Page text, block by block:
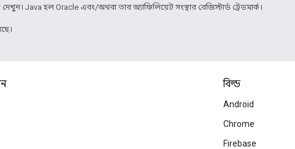
দেখুন। Java হল Oracle এবং/অথবা তার অ্যাফিলিয়েট সংস্থার রেজিস্টার্ড ট্রেডমার্ক।
বিল্ড
Android
Chrome
Firebase